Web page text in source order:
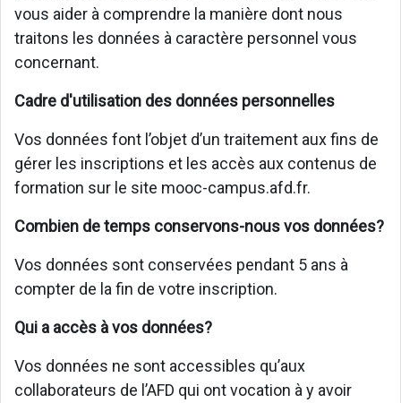
vous aider à comprendre la manière dont nous
traitons les données à caractère personnel vous
concernant.
Cadre d'utilisation des données personnelles
Vos données font l’objet d’un traitement aux fins de
gérer les inscriptions et les accès aux contenus de
formation sur le site mooc-campus.afd.fr.
Combien de temps conservons-nous vos données?
Vos données sont conservées pendant 5 ans à
compter de la fin de votre inscription.
Qui a accès à vos données?
Vos données ne sont accessibles qu’aux
collaborateurs de l’AFD qui ont vocation à y avoir